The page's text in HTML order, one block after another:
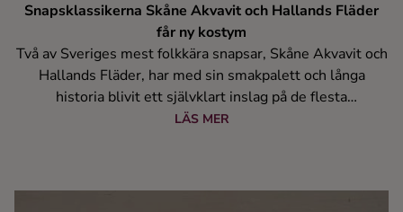
Snapsklassikerna Skåne Akvavit och Hallands Fläder
får ny kostym
Två av Sveriges mest folkkära snapsar, Skåne Akvavit och
Hallands Fläder, har med sin smakpalett och långa
historia blivit ett självklart inslag på de flesta
traditionsenliga kräftskivor, julbord, påskfiranden och
LÄS MER